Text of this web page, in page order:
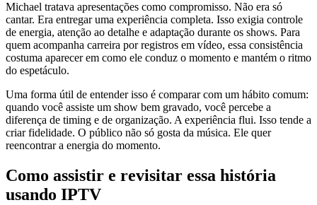
Michael tratava apresentações como compromisso. Não era só
cantar. Era entregar uma experiência completa. Isso exigia controle
de energia, atenção ao detalhe e adaptação durante os shows. Para
quem acompanha carreira por registros em vídeo, essa consistência
costuma aparecer em como ele conduz o momento e mantém o ritmo
do espetáculo.
Uma forma útil de entender isso é comparar com um hábito comum:
quando você assiste um show bem gravado, você percebe a
diferença de timing e de organização. A experiência flui. Isso tende a
criar fidelidade. O público não só gosta da música. Ele quer
reencontrar a energia do momento.
Como assistir e revisitar essa história
usando IPTV